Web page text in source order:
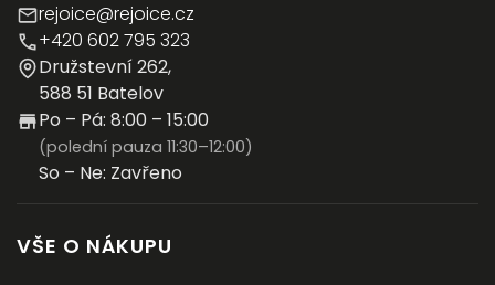
rejoice@rejoice.cz
+420 602 795 323
Družstevní 262,
588 51 Batelov
Po – Pá: 8:00 – 15:00
(polední pauza 11:30–12:00)
So – Ne: Zavřeno
VŠE O NÁKUPU